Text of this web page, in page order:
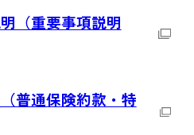
（重要事項説明
普通保険約款・特